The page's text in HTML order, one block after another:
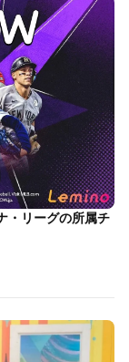
・リーグの所属チ